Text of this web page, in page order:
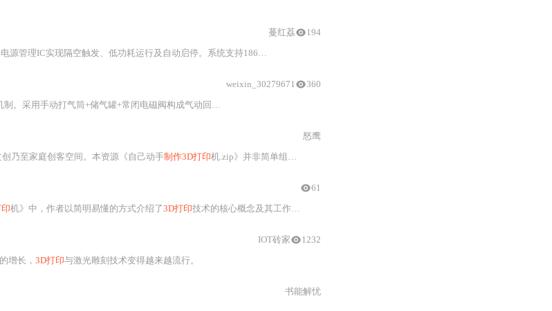
集成电机驱动、可调灵敏度PCB感应区及模块化烙铁架设计，适用于多种烙铁型号。强调硬件选型要点（如触控芯片须具输出时限）、焊接调试技巧与常见故障排查。
蔓红荔 194
本文介绍基于Arduino与低压气动系统实现的互动式坦克装置，核心为安全可控的压缩空气发射机制。采用手动打气筒+储气罐+常闭电磁阀构成气动回路，Arduino Nano控制继电器驱动电磁阀通断，配合大按钮实现直观交互。结构使用椴木板与EVA泡沫，模块化设计便于复现。重点解决气密性、发射稳定性、结构耐久性及声光互动优化等工程问题，适用于STEAM教育与公共互动艺术场景。
weixin_30279671 360
乃至家庭创客空间。本资源《自己动手制作3D打印机.zip》并非简单组装商用套件，而是一套面向硬核
怒鹰
机》中，作者以简明易懂的方式介绍了3D打印技术的核心概念及其工作原理。
61
增长， 3D打印与激光雕刻技术变得越来越流行。
IOT砖家 1232
书能解忧